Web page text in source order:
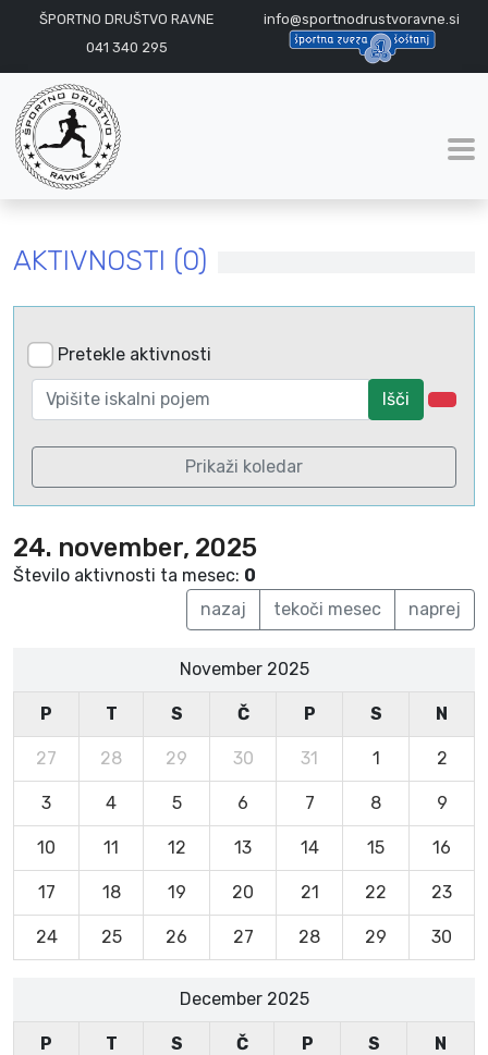
ŠPORTNO DRUŠTVO RAVNE
info@sportnodrustvoravne.si
041 340 295
AKTIVNOSTI (0)
Pretekle aktivnosti
Išči
Prikaži koledar
24. november, 2025
Število aktivnosti ta mesec: 0
nazaj
tekoči mesec naprej
November 2025
P T S Č P S N
27 28 29 30 31 1 2
3 4 5 6 7 8 9
10 11 12 13 14 15 16
17 18 19 20 21 22 23
24 25 26 27 28 29 30
December 2025
P T S Č P S N